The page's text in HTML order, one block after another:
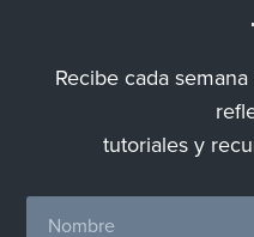
Recibe cada
tutoriales y